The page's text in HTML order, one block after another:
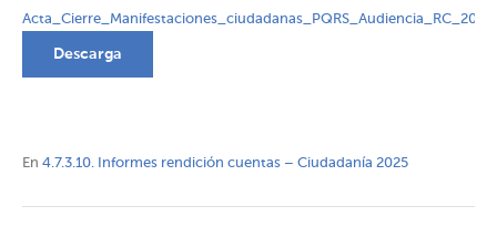
Acta_Cierre_Manifestaciones_ciudadanas_PQRS_Audiencia_RC_2025
Descarga
En 4.7.3.10. Informes rendición cuentas – Ciudadanía 2025